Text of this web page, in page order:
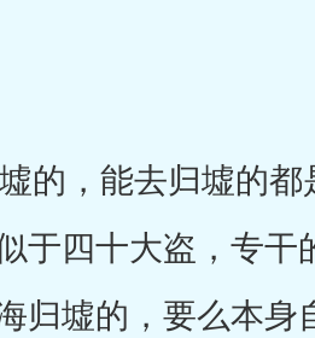
的，能去归墟的都
四十大盗，专干
归墟的，要么本身